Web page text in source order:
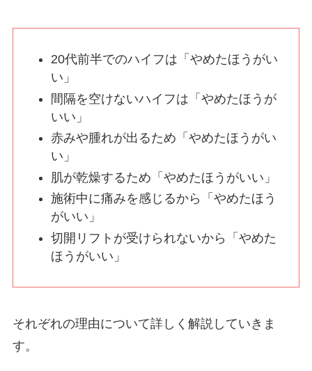
20代前半でのハイフは「やめたほうがい
い」
間隔を空けないハイフは「やめたほうが
いい」
赤みや腫れが出るため「やめたほうがい
い」
肌が乾燥するため「やめたほうがいい」
施術中に痛みを感じるから「やめたほう
がいい」
切開リフトが受けられないから「やめた
ほうがいい」
それぞれの理由について詳しく解説していきま
す。